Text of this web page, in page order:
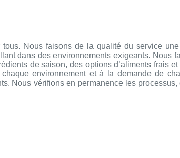
Nous faisons de la qualité du service
dans des environnements exigeants. Nous
de saison, des options d’aliments frais
environnement et à la demande de
Nous vérifions en permanence les